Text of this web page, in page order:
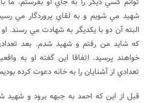
شهيد مي شويم و به لقاي پروردگار مي
البته آن دو با يکديگر به شهادت مي
که شايد من رفتم و شهيد شدم. بعد
خواهند پرسيد. اتفاقا اين گفته او به
تعدادي از آشنايان را به خانه دعوت کرده
قبل از اين که احمد به جبهه برود و شهيد